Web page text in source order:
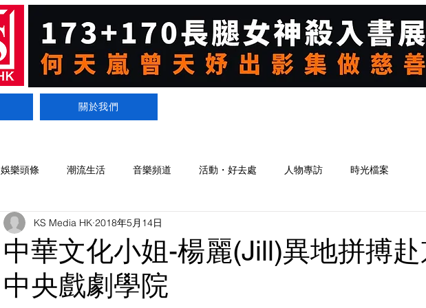
關於我們
娛樂頭條 潮流生活 音樂頻道 活動・好去處 人物專訪 時光檔案
中華文化小姐-楊麗(Jill)異地拼搏
中央戲劇學院
KS Media HK 2018年5月14日